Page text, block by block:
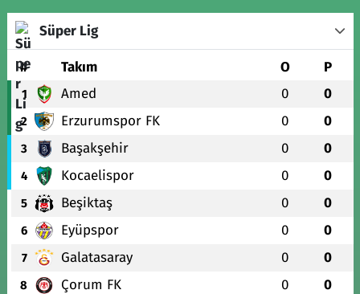
Süper Lig
# Takım O P
1 Amed 0 0
2 Erzurumspor FK 0 0
3 Başakşehir 0 0
4 Kocaelispor 0 0
5 Beşiktaş 0 0
6 Eyüpspor 0 0
7 Galatasaray 0 0
8 Çorum FK 0 0